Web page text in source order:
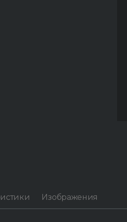
Изображения